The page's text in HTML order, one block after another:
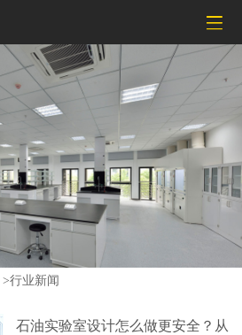
>行业新闻
石油实验室设计怎么做更安全？从